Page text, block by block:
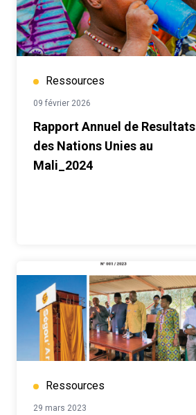
Ressources
09 février 2026
Rapport Annuel de Resultats
des Nations Unies au
Mali_2024
Ressources
29 mars 2023